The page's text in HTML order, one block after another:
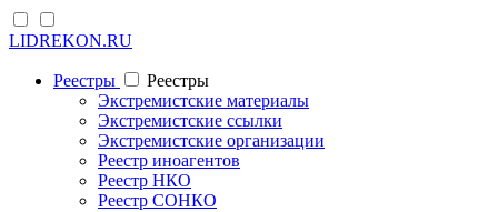
LIDREKON.RU
Реестры
Реестры
Экстремистские материалы
Экстремистские ссылки
Экстремистские организации
Реестр иноагентов
Реестр НКО
Реестр СОНКО